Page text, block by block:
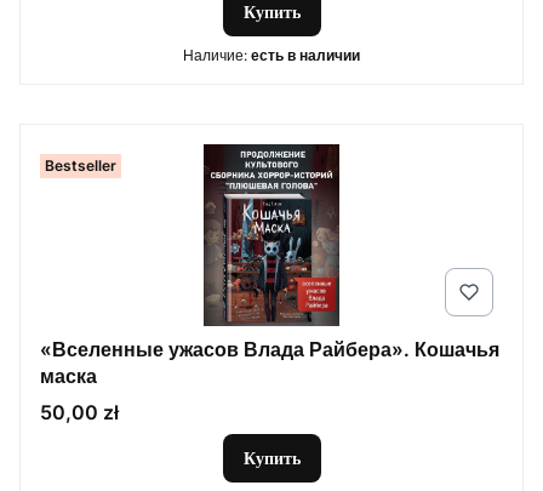
Купить
Наличие: есть в наличии
Bestseller
«Вселенные ужасов Влада Райбера». Кошачья
маска
Цена
50,00 zł
Купить